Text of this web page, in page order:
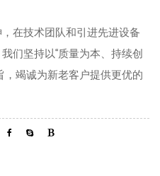
在技术团队和引进先进设备
们坚持以“质量为本、持续创
竭诚为新老客户提供更优的